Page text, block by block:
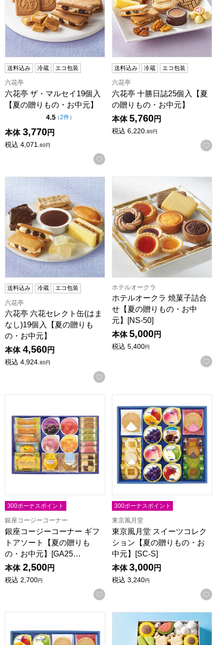
送料込み 冷蔵 エコ包装
六花亭
六花亭 ザ・マルセイ19個入
【夏の贈りもの・お中元】
4.5点（5点満点中）
（2件の評価
）
本体 3,770円
税込 4,071.60円
お気に入りに登録する
送料込み 冷蔵 エコ包装
六花亭
六花亭 十勝日誌25個入【夏
の贈りもの・お中元】
本体 5,760円
税込 6,220. 80円
六花亭 六花セレクト缶(はまなし)19個入【夏の贈りもの・お
送料込み 冷蔵 エコ包装
六花亭
六花亭 六花セレクト缶(はま
なし)19個入【夏の贈りも
の・お中元】
本体 4,560円
税込 4,924.80円
お気に入りに登録する
ホテルオークラ
ホテルオークラ 焼菓子詰合
せ【夏の贈りもの・お中
元】[NS-50]
本体 5,000円
税込 5,400円
300ボーナスポイント
銀座コージーコーナー
銀座コージーコーナー ギフ
トアソート【夏の贈りも
の・お中元】[GA25…
本体 2,500円
税込 2,700円
お気に入りに登録する
300ボーナスポイント
東京風月堂
東京風月堂 スイーツコレク
ション【夏の贈りもの・お
中元】[SC-S]
本体 3,000円
税込 3,240円